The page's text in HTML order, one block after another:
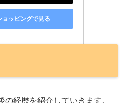
ッピングで見る
経歴を紹介していきます。